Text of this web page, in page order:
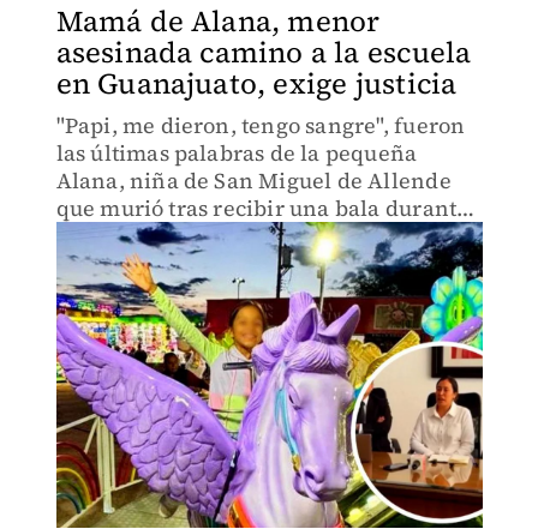
Mamá de Alana, menor
asesinada camino a la escuela
en Guanajuato, exige justicia
"Papi, me dieron, tengo sangre", fueron
las últimas palabras de la pequeña
Alana, niña de San Miguel de Allende
que murió tras recibir una bala durante
una confrontación armada entre
particulares y elementos de la Fiscalía
General de Guanajuato.